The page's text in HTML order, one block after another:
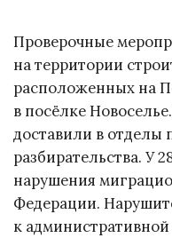
Проверочные
на территории
расположенных на
в посёлке
доставили в отделы
разбирательства. У
нарушения
Федерации.
к